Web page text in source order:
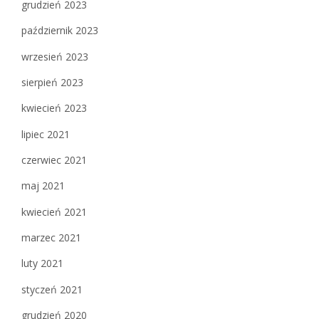
grudzień 2023
październik 2023
wrzesień 2023
sierpień 2023
kwiecień 2023
lipiec 2021
czerwiec 2021
maj 2021
kwiecień 2021
marzec 2021
luty 2021
styczeń 2021
grudzień 2020